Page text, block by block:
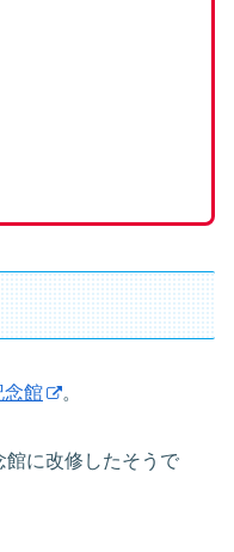
念館 。
館に改修したそうで